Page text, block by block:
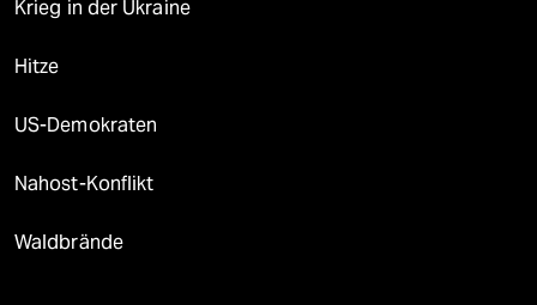
Krieg in der Ukraine
Hitze
US-Demokraten
Nahost-Konflikt
Waldbrände